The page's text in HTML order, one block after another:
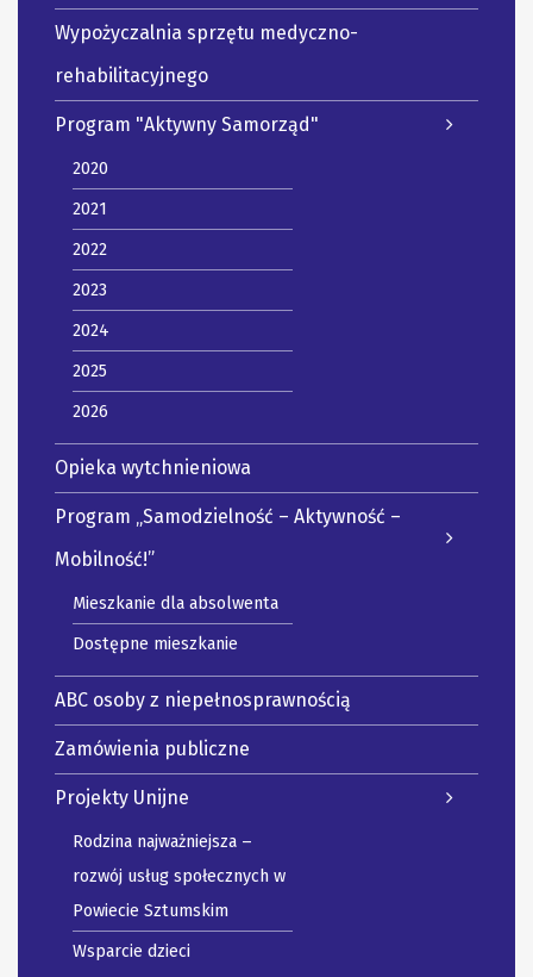
Wypożyczalnia sprzętu medyczno-
rehabilitacyjnego
Program "Aktywny Samorząd"
2020
2021
2022
2023
2024
2025
2026
Opieka wytchnieniowa
Program „Samodzielność – Aktywność –
Mobilność!”
Mieszkanie dla absolwenta
Dostępne mieszkanie
ABC osoby z niepełnosprawnością
Zamówienia publiczne
Projekty Unijne
Rodzina najważniejsza –
rozwój usług społecznych w
Powiecie Sztumskim
Wsparcie dzieci